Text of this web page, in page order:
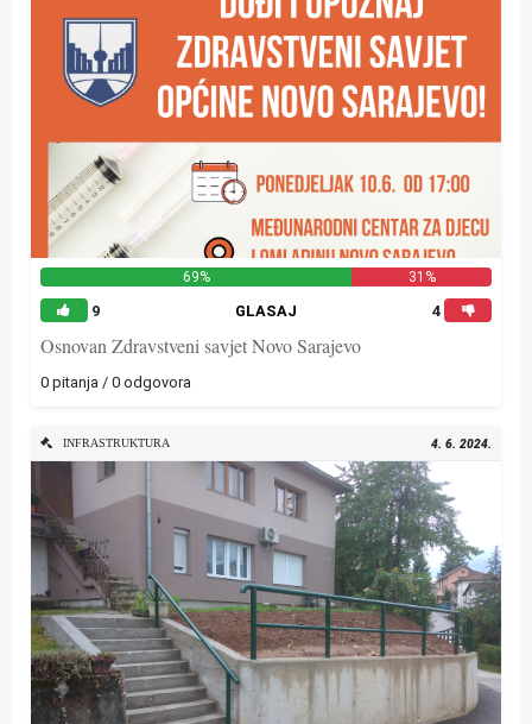
69% 31%
9 GLASAJ 4
Osnovan Zdravstveni savjet Novo Sarajevo
0 pitanja / 0 odgovora
INFRASTRUKTURA 4. 6. 2024.